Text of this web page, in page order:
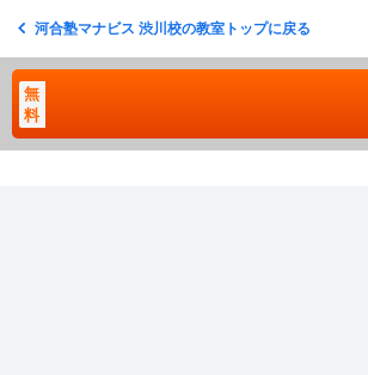
河合塾マナビス 渋川校の教室トップに戻る
無
料